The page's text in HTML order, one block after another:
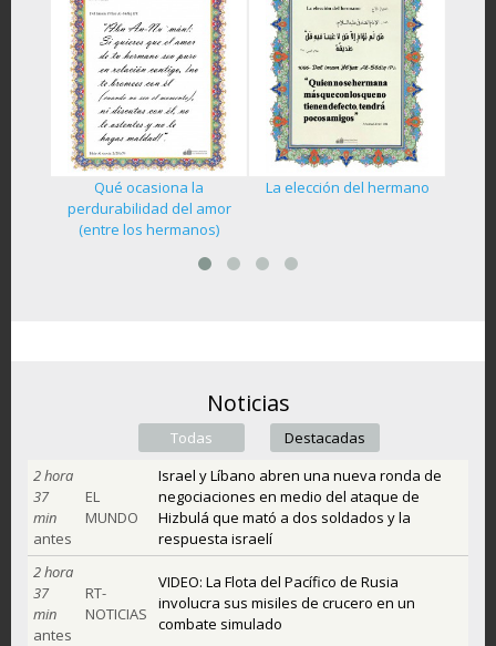
Qué ocasiona la
perdurabilidad del amor
(entre los hermanos)
La elección del hermano
Noticias
Todas (active tab)Destacadas
2 hora
37
min
antes
EL
MUNDO
Israel y Líbano abren una nueva ronda de
negociaciones en medio del ataque de
Hizbulá que mató a dos soldados y la
respuesta israelí
2 hora
37
min
antes
RT-
NOTICIAS
VIDEO: La Flota del Pacífico de Rusia
involucra sus misiles de crucero en un
combate simulado